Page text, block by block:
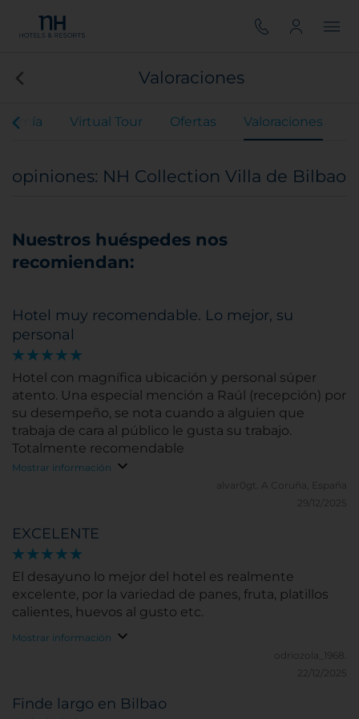
Valoraciones
Virtual Tour Ofertas Valoraciones
opiniones: NH Collection Villa de Bilbao
Nuestros huéspedes nos
recomiendan:
Hotel muy recomendable. Lo mejor, su
personal
Hotel con magnífica ubicación y personal súper
atento. Una especial mención a Raúl (recepción) por
su desempeño, se nota cuando a alguien que
trabaja de cara al público le gusta su trabajo.
Totalmente recomendable
Mostrar información
alvar0gt. A Coruña, España
29/12/2025
EXCELENTE
El desayuno lo mejor del hotel es realmente
excelente, por la variedad de panes, fruta, platillos
calientes, huevos al gusto etc.
Mostrar información
odriozola_1968.
22/12/2025
Finde largo en Bilbao